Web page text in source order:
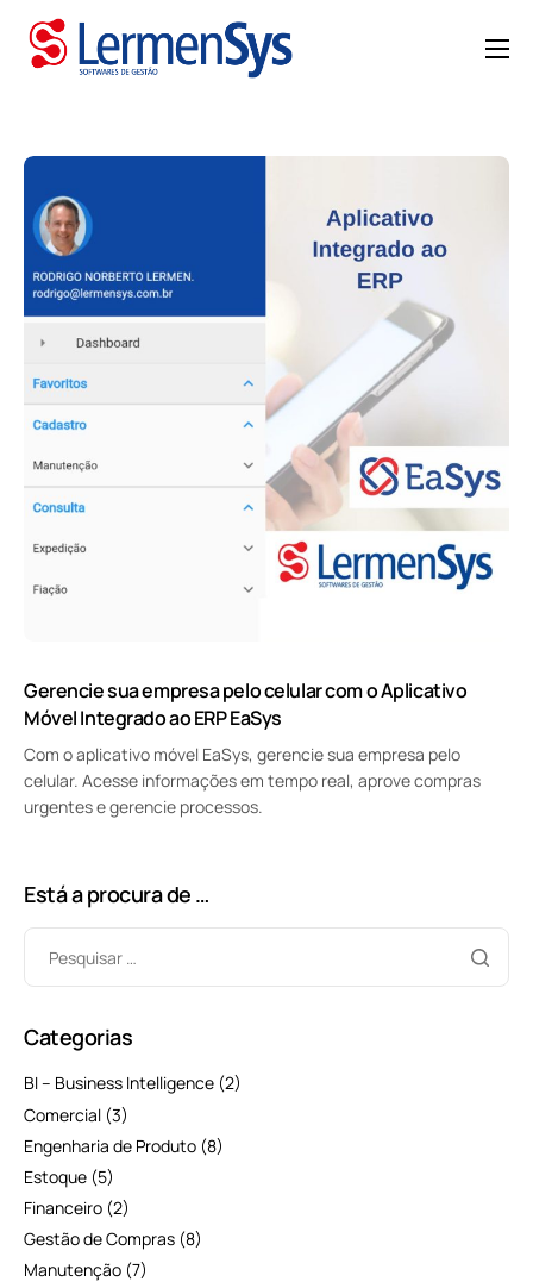
MANUTENÇÃO
CASES
BLOG
Gerencie sua empresa pelo celular com o Aplicativo
Móvel Integrado ao ERP EaSys
Com o aplicativo móvel EaSys, gerencie sua empresa pelo
celular. Acesse informações em tempo real, aprove compras
urgentes e gerencie processos.
Está a procura de …
Categorias
BI – Business Intelligence (2)
Comercial (3)
Engenharia de Produto (8)
Estoque (5)
Financeiro (2)
Gestão de Compras (8)
Manutenção (7)